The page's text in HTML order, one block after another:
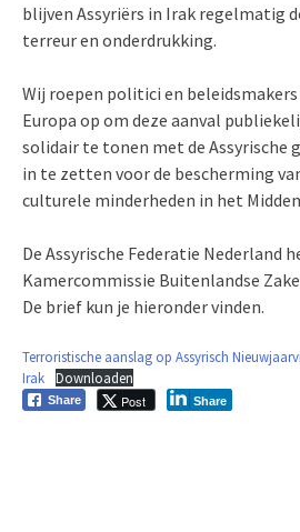
blijven Assyriërs in Irak regelmatig
terreur en onderdrukking.
Wij roepen politici en
Europa op om deze aanval
solidair te tonen met de Assyrische
in te zetten voor de bescherming
culturele minderheden in het
De Assyrische Federatie Nederland
Kamercommissie Buitenlandse
De brief kun je hieronder vinden.
Terroristische aanslag op Assyrisch
Irak
Downloaden
Share Post Share